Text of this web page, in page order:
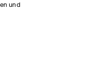
und